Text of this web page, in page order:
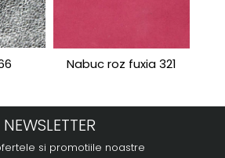
Nabuc roz fuxia 321
NEWSLETTER
si promotiile noastre